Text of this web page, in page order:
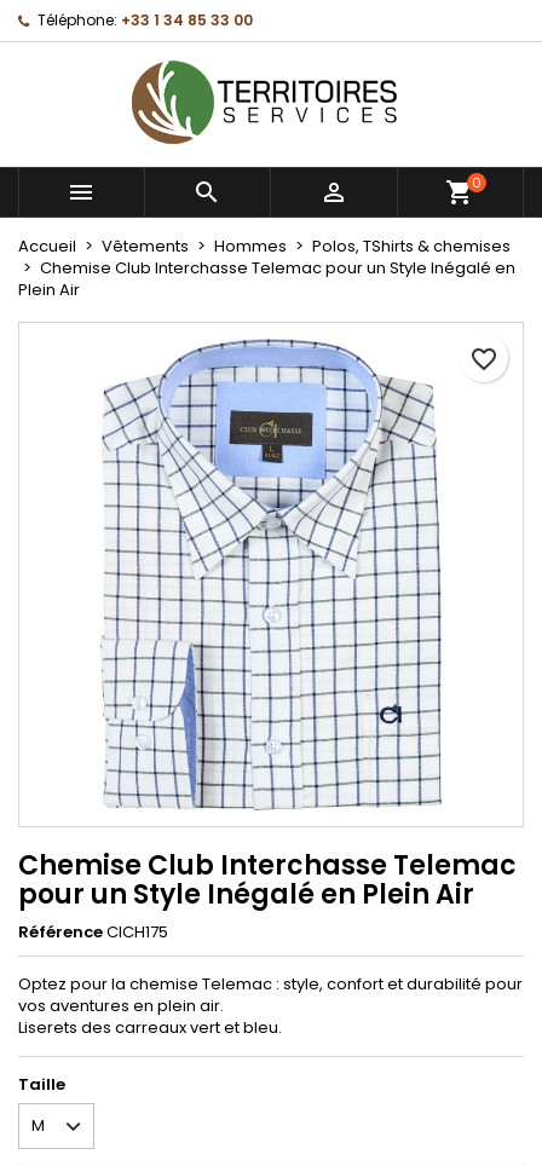
Téléphone: +33 1 34 85 33 00
   0
Accueil Vêtements Hommes
Polos, TShirts & chemises
Chemise Club Interchasse Telemac pour un Style Inégalé en
Plein Air
Chemise Club Interchasse Telemac
pour un Style Inégalé en Plein Air
RéférenceCICH175
Optez pour la chemise Telemac : style, confort et durabilité pour
vos aventures en plein air.
Liserets des carreaux vert et bleu.
Taille
favorite_border
Mes listes d'envies ×
Créer une nouvelle liste
Créer une liste d'envies ×
Nom de la liste d'envies
Annuler Créer une liste d'envies
Connexion ×
Vous devez être connecté pour ajouter des produits
à votre liste d'envies.
Annuler Connexion